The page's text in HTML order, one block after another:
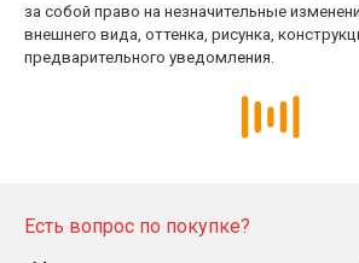
за собой право на незначительные
внешнего вида, оттенка, рисунка,
предварительного уведомления.
Есть вопрос по покупке?